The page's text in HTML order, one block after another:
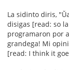
La sidinto diris,
disigas [read: so
programaron por
grandega! Mi
[read: I think it